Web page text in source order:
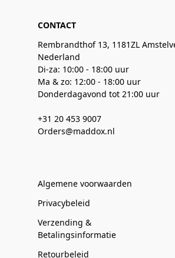
CONTACT
Rembrandthof 13, 1181ZL
Nederland
Di-za: 10:00 - 18:00 uur
Ma & zo: 12:00 - 18:00 uur
Donderdagavond tot 21:00 uur
+31 20 453 9007
Orders@maddox.nl
Algemene voorwaarden
Privacybeleid
Verzending &
Betalingsinformatie
Retourbeleid